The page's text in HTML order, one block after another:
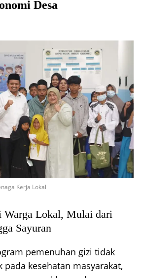
Desa
Kerja Lokal
Warga Lokal, Mulai dari
Sayuran
pemenuhan gizi tidak
pada kesehatan masyarakat,